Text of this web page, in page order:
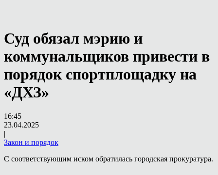
Суд обязал мэрию и
коммунальщиков привести в
порядок спортплощадку на
«ДХЗ»
16:45
23.04.2025
|
Закон и порядок
С соответствующим иском обратилась городская прокуратура.